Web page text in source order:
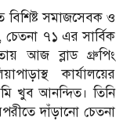
বিশিষ্ট সমাজসেবক ও
৭১ এর সার্বিক
আজ ব্লাড গ্রুপিং
কার্যালয়ের
খুব আনন্দিত। তিনি
দাঁড়ানো চেতনা